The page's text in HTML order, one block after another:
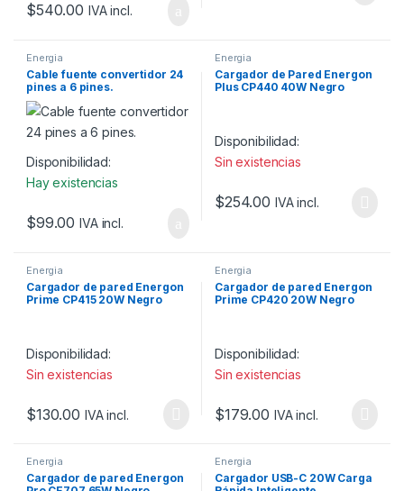
$540.00 IVA incl.
Energia
Cable fuente convertidor 24
pines a 6 pines.
Disponibilidad:
Hay existencias
$99.00 IVA incl.
Energia
Cargador de Pared Energon
Plus CP440 40W Negro
Disponibilidad:
Sin existencias
$254.00 IVA incl.
Energia
Cargador de pared Energon
Prime CP415 20W Negro
Disponibilidad:
Sin existencias
$130.00 IVA incl.
Energia
Cargador de pared Energon
Prime CP420 20W Negro
Disponibilidad:
Sin existencias
$179.00 IVA incl.
Energia
Cargador de pared Energon
Energia
Cargador USB-C 20W Carga